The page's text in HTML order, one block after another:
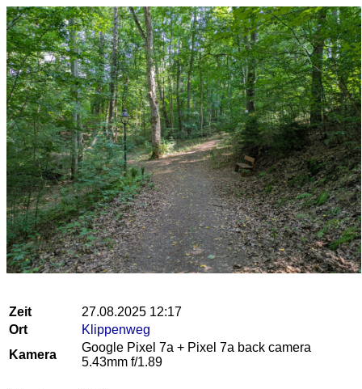
Zeit
27.08.2025 12:17
Ort
Klippenweg
Kamera
Google Pixel 7a + Pixel 7a back camera
5.43mm f/1.89